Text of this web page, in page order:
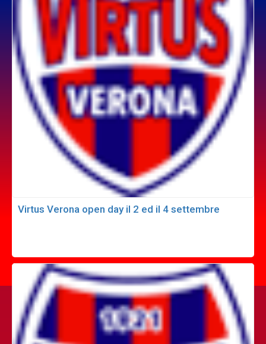
Virtus Verona open day il 2 ed il 4 settembre